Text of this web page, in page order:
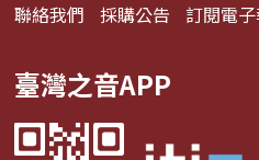
聯絡我們 採購公告 訂閱電
臺灣之音APP